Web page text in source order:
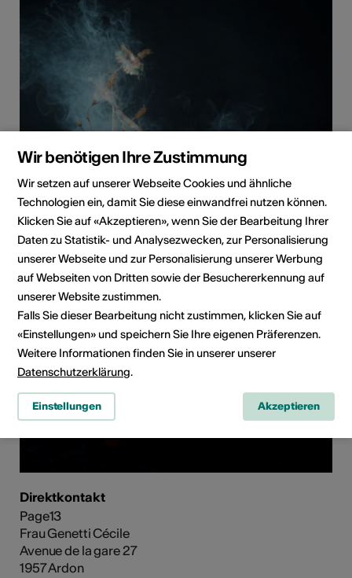
Direktkontakt
Page13
Frau Genetti Cécile
Avenue de la gare 27
1957 Ardon
Wir benötigen Ihre Zustimmung
Wir setzen auf unserer Webseite Cookies und ähnliche
Technologien ein, damit Sie diese einwandfrei nutzen können.
Klicken Sie auf «Akzeptieren», wenn Sie der Bearbeitung Ihrer
Daten zu Statistik- und Analysezwecken, zur Personalisierung
unserer Webseite und zur Personalisierung unserer Werbung
auf Webseiten von Dritten sowie der Besuchererkennung auf
unserer Website zustimmen.
Falls Sie dieser Bearbeitung nicht zustimmen, klicken Sie auf
«Einstellungen» und speichern Sie Ihre eigenen Präferenzen.
Weitere Informationen finden Sie in unserer unserer
Datenschutzerklärung.
Einstellungen Akzeptieren